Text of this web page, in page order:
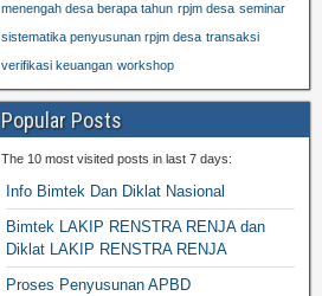
menengah desa berapa tahun rpjm desa seminar
sistematika penyusunan rpjm desa transaksi
verifikasi keuangan workshop
Popular Posts
The 10 most visited posts in last 7 days:
Info Bimtek Dan Diklat Nasional
Bimtek LAKIP RENSTRA RENJA dan
Diklat LAKIP RENSTRA RENJA
Proses Penyusunan APBD